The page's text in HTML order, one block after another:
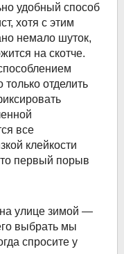
удобный способ
хотя с этим
немало шуток,
на скотче.
только отделить
все
клейкости
первый порыв
улице зимой —
выбрать мы
спросите у